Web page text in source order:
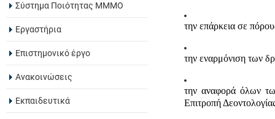
Σύστημα Ποιότητας ΜΜΜΟ
Εργαστήρια
Eπιστημονικό έργο
Ανακοινώσεις
Εκπαιδευτικά
την επάρκεια σε
την εναρμόνιση των
την αναφορά όλων
Επιτροπή